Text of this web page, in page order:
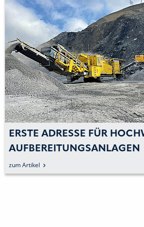
ERSTE ADRESSE FÜR
AUFBEREITUNGSANLAGEN
zum Artikel